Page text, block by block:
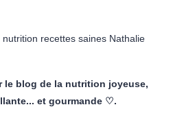
le blog de la nutrition joyeuse,
et gourmande ♡.